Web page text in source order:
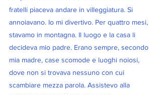
fratelli piaceva andare in villeggiatura. Si
annoiavano. Io mi divertivo. Per quattro mesi,
stavamo in montagna. Il luogo e la casa li
decideva mio padre. Erano sempre, secondo
mia madre, case scomode e luoghi noiosi,
dove non si trovava nessuno con cui
scambiare mezza parola. Assistevo alla